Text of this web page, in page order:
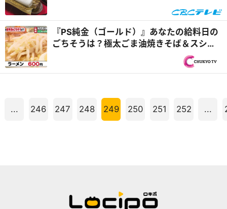
『PS純金（ゴールド）』あなたの給料日の
ごちそうは？極太ごま油焼きそば＆スシロ
... 246 247 248 249 250 251 252 ...